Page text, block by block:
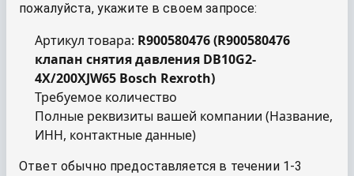
пожалуйста, укажите в своем запросе:
Артикул товара: R900580476(R900580476
клапан снятия давления DB10G2-
4X/200XJW65 Bosch Rexroth)
Требуемое количество
Полные реквизиты вашей компании (Название,
ИНН, контактные данные)
Ответ обычно предоставляется в течении 1-3